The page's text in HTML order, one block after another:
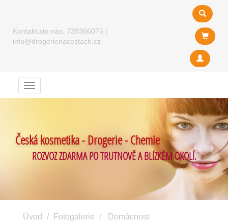
Kontaktujte nás: 739366075 |
info@drogerienacestach.cz
Menu
Česká kosmetika - Drogerie - Chemie
ROZVOZ ZDARMA PO TRUTNOVĚ A BLÍZKÉM OKOLÍ.
Úvod Fotogalerie
Domácnost